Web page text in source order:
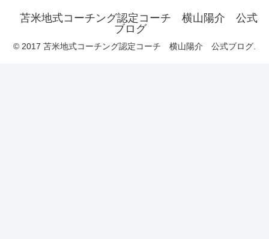
苫米地式コーチング認定コーチ 横山陽介 公式
ブログ
© 2017 苫米地式コーチング認定コーチ 横山陽介 公式ブログ.